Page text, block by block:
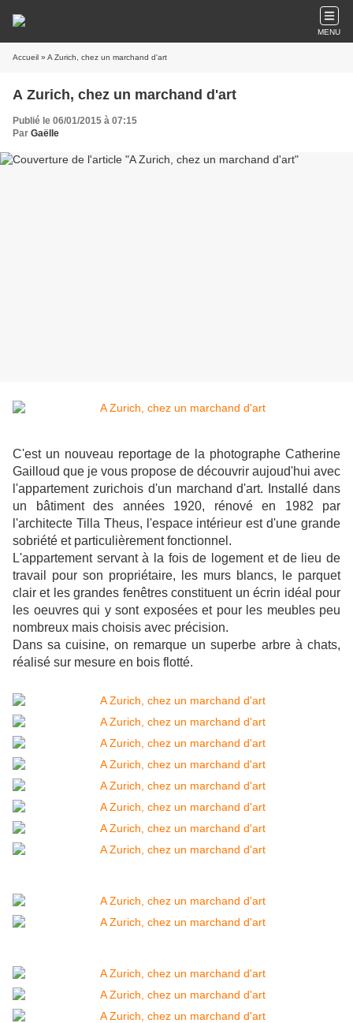
MENU
Accueil » A Zurich, chez un marchand d'art
A Zurich, chez un marchand d'art
Publié le 06/01/2015 à 07:15
Par Gaëlle
C'est un nouveau reportage de la photographe Catherine
Gailloud que je vous propose de découvrir aujoud'hui avec
l'appartement zurichois d'un marchand d'art. Installé dans
un bâtiment des années 1920, rénové en 1982 par
l'architecte Tilla Theus, l'espace intérieur est d'une grande
sobriété et particulièrement fonctionnel.
L'appartement servant à la fois de logement et de lieu de
travail pour son propriétaire, l es murs blancs, le parquet
clair et les grandes fenêtres constituent un écrin idéal pour
les oeuvres qui y sont exposées et pour les meubles peu
nombreux mais choisis avec précision.
Dans sa cuisine, on remarque un superbe arbre à chats,
réalisé sur mesure en bois flotté.